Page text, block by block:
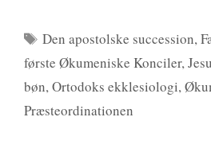
Tags
Den apostolske succession,
første Økumeniske Konciler,
bøn, Ortodoks ekklesiologi,
Præsteordinationen